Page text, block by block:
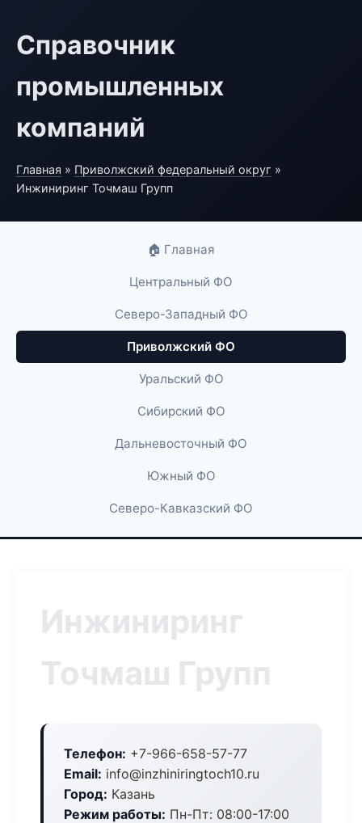
Справочник
промышленных
компаний
Главная » Приволжский федеральный округ »
Инжиниринг Точмаш Групп
🏠 Главная
Центральный ФО
Северо-Западный ФО
Приволжский ФО
Уральский ФО
Сибирский ФО
Дальневосточный ФО
Южный ФО
Северо-Кавказский ФО
Инжиниринг
Точмаш Групп
Телефон: +7-966-658-57-77
Email: info@inzhiniringtoch10.ru
Город: Казань
Режим работы: Пн-Пт: 08:00-17:00